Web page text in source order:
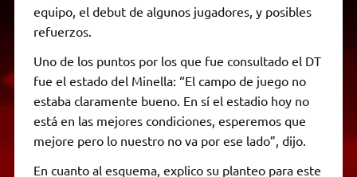
equipo, el debut de algunos jugadores, y posibles
refuerzos.
Uno de los puntos por los que fue consultado el DT
fue el estado del Minella: “El campo de juego no
estaba claramente bueno. En sí el estadio hoy no
está en las mejores condiciones, esperemos que
mejore pero lo nuestro no va por ese lado”, dijo.
En cuanto al esquema, explico su planteo para este